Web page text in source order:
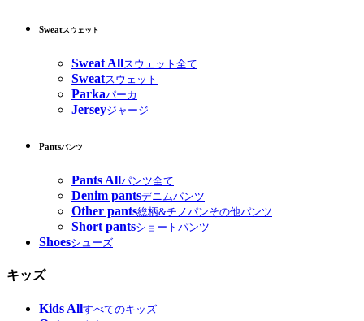
Sweatスウェット
Sweat Allスウェット全て
Sweatスウェット
Parkaパーカ
Jerseyジャージ
Pantsパンツ
Pants Allパンツ全て
Denim pantsデニムパンツ
Other pants総柄&チノパンその他パンツ
Short pantsショートパンツ
Shoesシューズ
キッズ
Kids Allすべてのキッズ